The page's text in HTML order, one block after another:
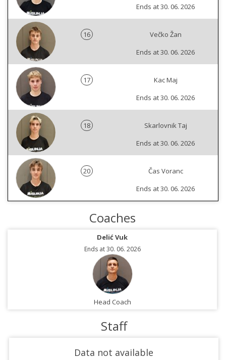
Ends at 30. 06. 2026
16
Večko Žan
Ends at 30. 06. 2026
17
Kac Maj
Ends at 30. 06. 2026
18
Skarlovnik Taj
Ends at 30. 06. 2026
20
Čas Voranc
Ends at 30. 06. 2026
Coaches
Delić Vuk
Ends at 30. 06. 2026
Head Coach
Staff
Data not available